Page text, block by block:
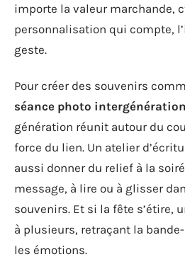
importe la valeur marchande,
personnalisation qui compte,
geste.
Pour créer des souvenirs
séance photo
génération réunit autour du
force du lien. Un atelier
aussi donner du relief à la
message, à lire ou à glisser
souvenirs. Et si la fête s’étire,
à plusieurs, retraçant la
les émotions.